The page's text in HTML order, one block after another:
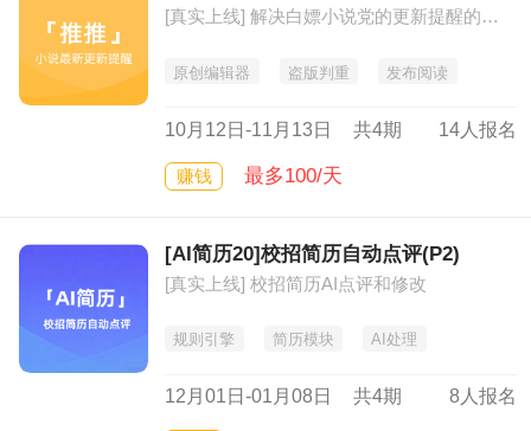
[真实上线] 解决白嫖小说党的更新提醒的及时可靠
原创编辑器 盗版判重 发布阅读
10月12日-11月13日 共4期 14人报名
赚钱 最多100/天
[AI简历20]校招简历自动点评(P2)
[真实上线] 校招简历AI点评和修改
规则引擎 简历模块 AI处理
12月01日-01月08日 共4期 8人报名